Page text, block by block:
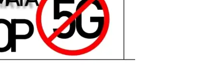
,
DJI Osmo Mobile 2 – Unboxing
& Τελωνείο | Greek
blog.bnk
bnk,bnk.gr
Osmo mobile 2,unboxing